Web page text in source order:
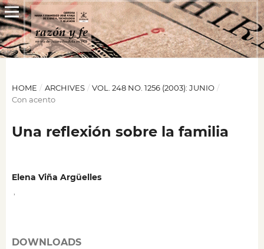
HOME / ARCHIVES / VOL. 248 NO. 1256 (2003): JUNIO /
Con acento
Una reflexión sobre la familia
Elena Viña Argüelles
DOWNLOADS